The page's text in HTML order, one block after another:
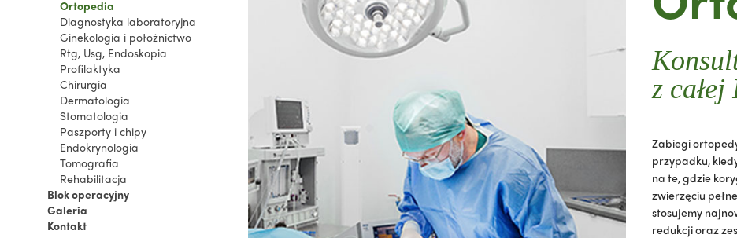
Ortopedia
Diagnostyka laboratoryjna
Ginekologia i położnictwo
Rtg, Usg, Endoskopia
Profilaktyka
Chirurgia
Dermatologia
Stomatologia
Paszporty i chipy
Endokrynologia
Tomografia
Rehabilitacja
Blok operacyjny
Galeria
Kontakt
z całej
Zabiegi
przypadku,
na te, gdzie
zwierzęciu
stosujemy
redukcji oraz